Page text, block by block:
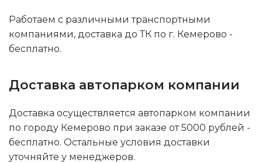
Работаем с различными транспортными
компаниями, доставка до ТК по г. Кемерово -
бесплатно.
Доставка автопарком компании
Доставка осуществляется автопарком компании
по городу Кемерово при заказе от 5000 рублей -
бесплатно. Остальные условия доставки
уточняйте у менеджеров.